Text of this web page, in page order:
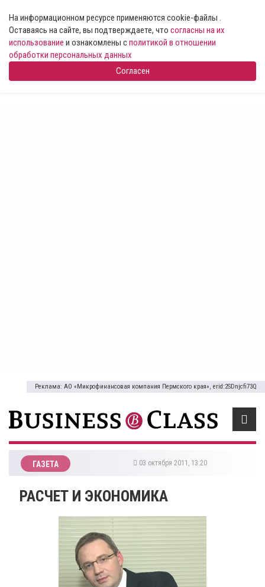
На информационном ресурсе применяются cookie-файлы .
Оставаясь на сайте, вы подтверждаете, что согласны на их
использование и ознакомлены сполитикой в отношении
обработки персональных данных
Согласен
Реклама: АО «Микрофинансовая компания Пермского края», erid:2SDnjcfi73Q
ГАЗЕТА 03 октября 2011, 13:20
РАСЧЕТ И ЭКОНОМИКА